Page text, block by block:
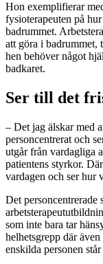
Hon exemplifierar
fysioterapeuten på
badrummet.
att göra i badrummet,
hen behöver något
badkaret.
Ser till det
– Det jag älskar med
personcentrerat och
utgår från vardagliga
patientens styrkor.
vardagen och ser hur
Det personcentrerade
som inte bara tar
helhetsgrepp där
enskilda personen